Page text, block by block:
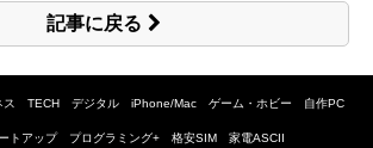
記事に戻る
ス TECH デジタル iPhone/Mac ゲーム・ホビー 自作PC
トアップ プログラミング+ 格安SIM 家電ASCII